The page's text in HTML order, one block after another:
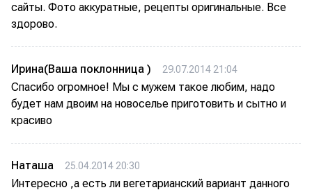
сайты. Фото аккуратные, рецепты оригинальные. Все
здорово.
Ирина(Ваша поклонница ) 29.07.2014 21:04
Спасибо огромное! Мы с мужем такое любим, надо
будет нам двоим на новоселье приготовить и сытно и
красиво
Наташа 25.04.2014 20:30
Интересно ,а есть ли вегетарианский вариант данного